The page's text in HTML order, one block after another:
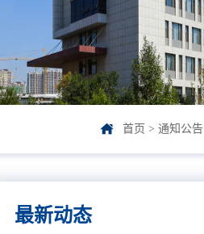
首页 > 通知公告
最新动态